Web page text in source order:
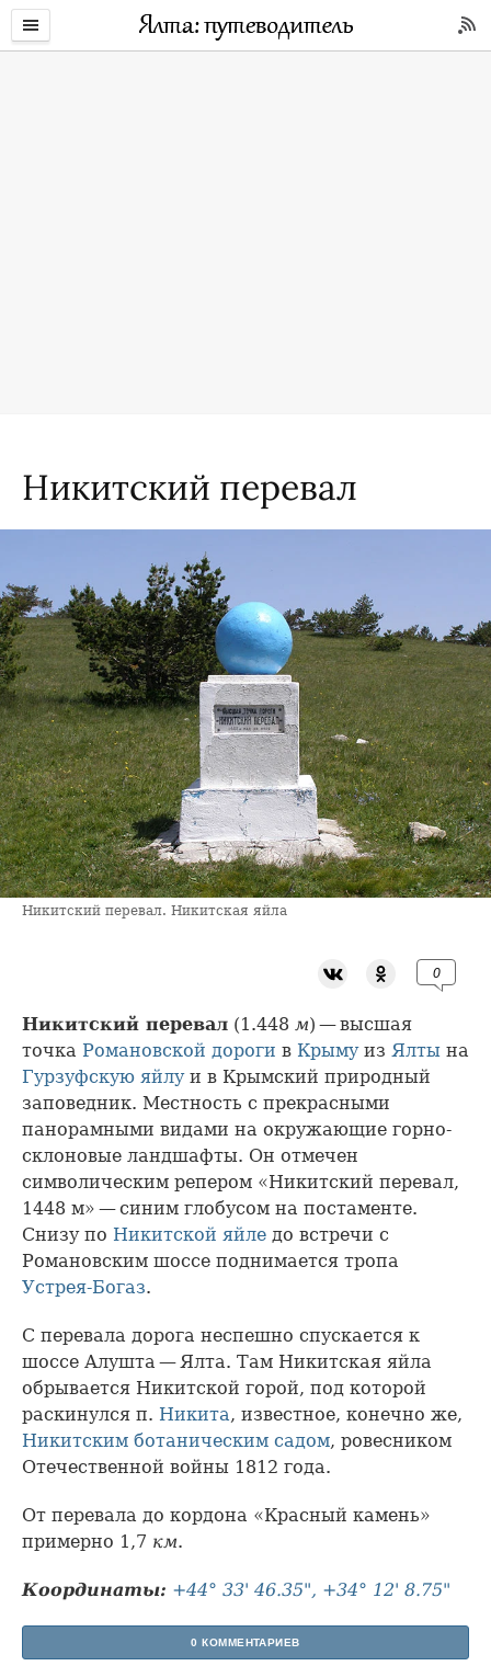
Никитский перевал
Никитский перевал. Никитская яйла
0
Никитский перевал (1.448 м) — высшая
точка Романовской дороги в Крымуиз Ялты на
Гурзуфскую яйлуи в Крымский природный
заповедник. Местность с прекрасными
панорамными видами на окружающие горно-
склоновые ландшафты. Он отмечен
символическим репером «Никитский перевал,
1448 м» — синим глобусом на постаменте.
Снизу по Никитской яйле до встречи с
Романовским шоссе поднимается тропа
Устрея-Богаз.
С перевала дорога неспешно спускается к
шоссе Алушта — Ялта. Там Никитская яйла
обрывается Никитской горой, под которой
раскинулся п. Никита, известное, конечно же,
Никитским ботаническим садом, ровесником
Отечественной войны 1812 года.
От перевала до кордона «Красный камень»
примерно 1,7 км.
Координаты: +44° 33' 46.35", +34° 12' 8.75"
0 КОММЕНТАРИЕВ